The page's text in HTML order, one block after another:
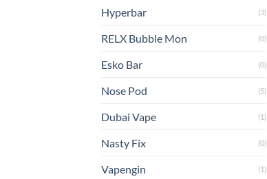
Hyperbar (3)
RELX Bubble Mon (0)
Esko Bar (0)
Nose Pod (5)
Dubai Vape (1)
Nasty Fix (0)
Vapengin (1)